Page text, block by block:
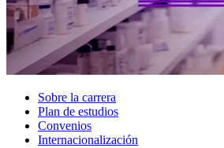
Sobre la carrera
Plan de estudios
Convenios
Internacionalización